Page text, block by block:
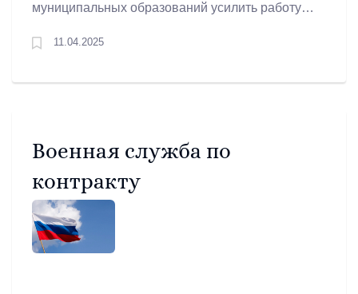
муниципальных образований усилить работу
инфраструктуры для гарантированного
периоду стали основным вопросом заседания
правительства 10 апреля.
11.04.2025
Военная служба по
контракту